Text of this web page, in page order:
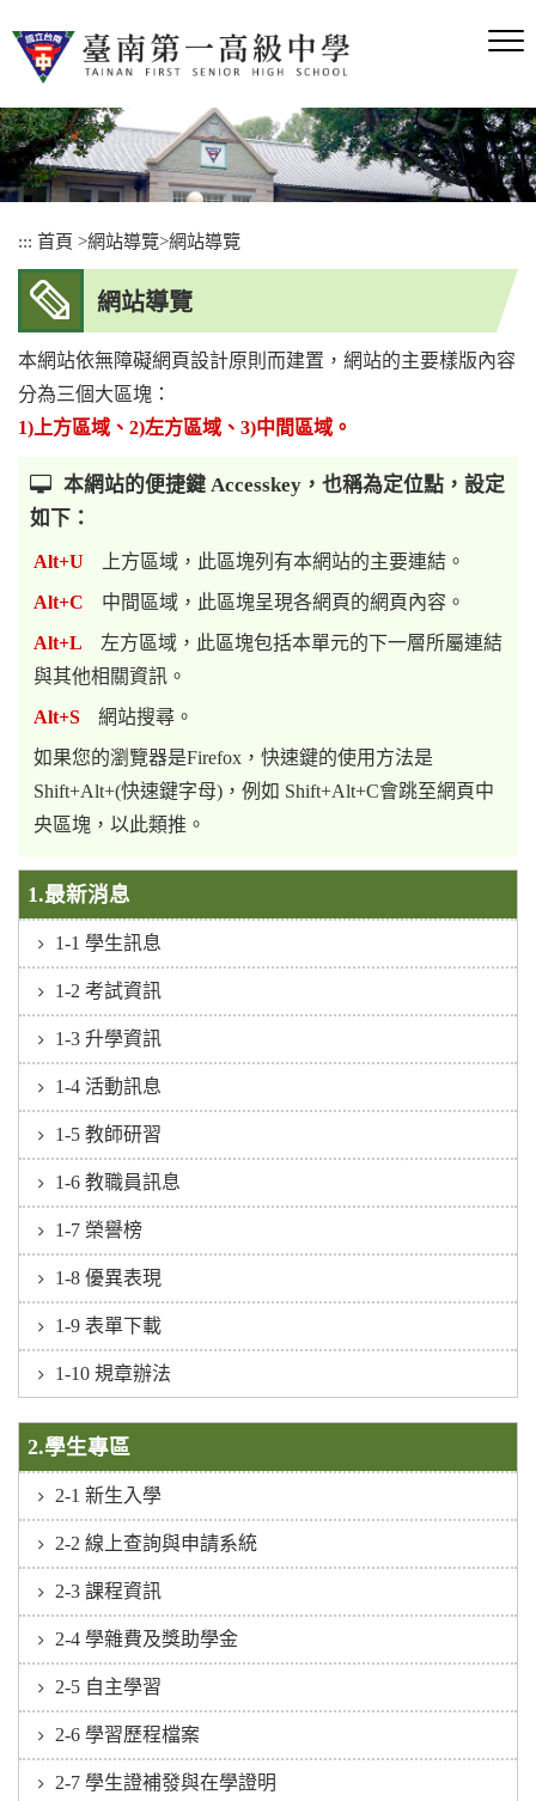
到
內
容
區
塊
::: 首頁 >網站導覽>網站導覽
網站導覽
本網站依無障礙網頁設計原則而建置，網站的主要樣版內容
分為三個大區塊：
1)上方區域、2)左方區域、3)中間區域。
本網站的便捷鍵 Accesskey，也稱為定位點，設定
如下：
Alt+U
上方區域，此區塊列有本網站的主要連結。
Alt+C
中間區域，此區塊呈現各網頁的網頁內容。
Alt+L
左方區域，此區塊包括本單元的下一層所屬連結
與其他相關資訊。
Alt+S
網站搜尋。
如果您的瀏覽器是Firefox，快速鍵的使用方法是
Shift+Alt+(快速鍵字母)，例如 Shift+Alt+C會跳至網頁中
央區塊，以此類推。
1.最新消息
1-1 學生訊息
1-2 考試資訊
1-3 升學資訊
1-4 活動訊息
1-5 教師研習
1-6 教職員訊息
1-7 榮譽榜
1-8 優異表現
1-9 表單下載
1-10 規章辦法
2.學生專區
2-1 新生入學
2-2 線上查詢與申請系統
2-3 課程資訊
2-4 學雜費及獎助學金
2-5 自主學習
2-6 學習歷程檔案
2-7 學生證補發與在學證明